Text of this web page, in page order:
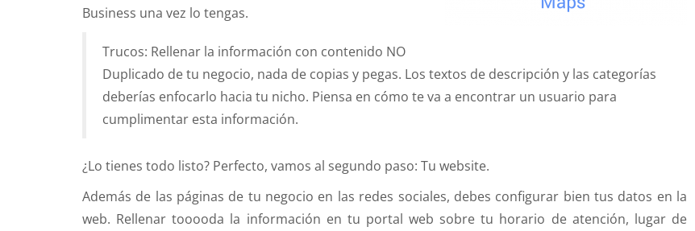
Business una vez lo tengas.
Trucos: Rellenar la información con contenido NO
Duplicado de tu negocio, nada de copias y pegas. Los textos de descripción y las categorías
deberías enfocarlo hacia tu nicho. Piensa en cómo te va a encontrar un usuario para
cumplimentar esta información.
¿Lo tienes todo listo? Perfecto, vamos al segundo paso: Tu website.
Además de las páginas de tu negocio en las redes sociales, debes configurar bien tus datos en la
web. Rellenar tooooda la información en tu portal web sobre tu horario de atención, lugar de